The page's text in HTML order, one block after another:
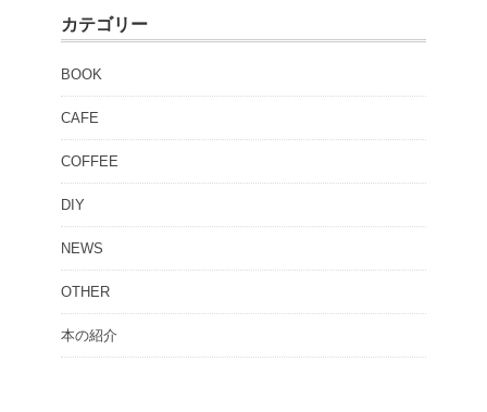
カテゴリー
BOOK
CAFE
COFFEE
DIY
NEWS
OTHER
本の紹介